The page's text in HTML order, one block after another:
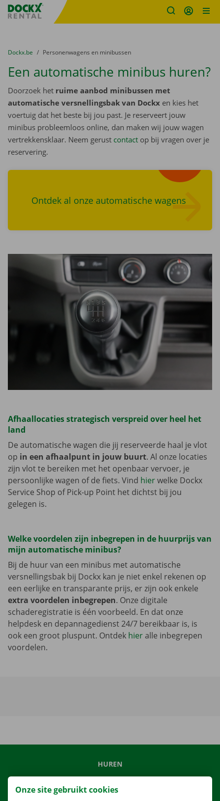
Fratello DEMO
U bevindt zich hier:
van
Dockx.be naar
Personenwagens en minibussen
Een automatische minibus huren?
Doorzoek het ruime aanbod minibussen met
automatische versnellingsbak van Dockx en kies het
voertuig dat het beste bij jou past. Je reserveert jouw
minibus probleemloos online, dan maken wij jouw wagen
vertrekkensklaar. Neem gerust contact op bij vragen over je
reservering.
Ontdek al onze automatische wagens
Afhaallocaties strategisch verspreid over heel het
land
De automatische wagen die jij reserveerde haal je vlot
op in een afhaalpunt in jouw buurt. Al onze locaties
zijn vlot te bereiken met het openbaar vervoer, je
persoonlijke wagen of de fiets. Vind hierwelke Dockx
Service Shop of Pick-up Point het dichtst bij jou
gelegen is.
Welke voordelen zijn inbegrepen in de huurprijs van
mijn automatische minibus?
Bij de huur van een minibus met automatische
versnellingsbak bij Dockx kan je niet enkel rekenen op
een eerlijke en transparante prijs, er zijn ook enkele
extra voordelen inbegrepen. Onze digitale
schaderegistratie is één voorbeeld. En dat onze
helpdesk en depannagedienst 24/7 bereikbaar is, is
ook een groot pluspunt. Ontdek hieralle inbegrepen
voordelen.
HUREN
ONS AANBOD
ONZE DIENSTEN
Onze site gebruikt cookies